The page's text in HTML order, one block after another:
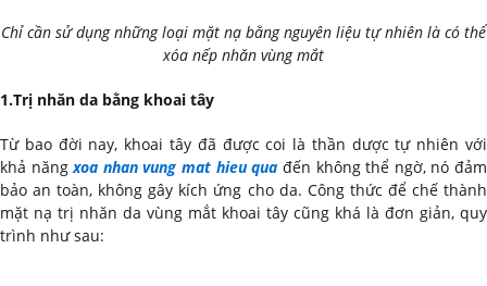
Chỉ cần sử dụng những loại mặt nạ bằng nguyên liệu tự nhiên là có thể
xóa nếp nhăn vùng mắt
1.Trị nhăn da bằng khoai tây
Từ bao đời nay, khoai tây đã được coi là thần dược tự nhiên với
khả năngxoa nhan vung mat hieu qua đến không thể ngờ, nó đảm
bảo an toàn, không gây kích ứng cho da. Công thức để chế thành
mặt nạ trị nhăn da vùng mắt khoai tây cũng khá là đơn giản, quy
trình như sau: